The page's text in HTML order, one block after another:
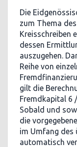
Die
zum Thema
Kreisschreiben
dessen
auszugehen.
Reihe von
gilt die
Fremdkapital 6
Sobald und
die
im Umfang des
automatisch